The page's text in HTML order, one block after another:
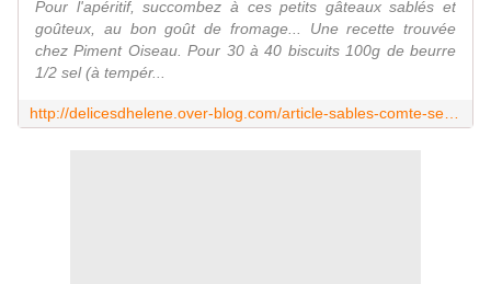
Pour l'apéritif, succombez à ces petits gâteaux sablés et
goûteux, au bon goût de fromage... Une recette trouvée
chez Piment Oiseau. Pour 30 à 40 biscuits 100g de beurre
1/2 sel (à tempér...